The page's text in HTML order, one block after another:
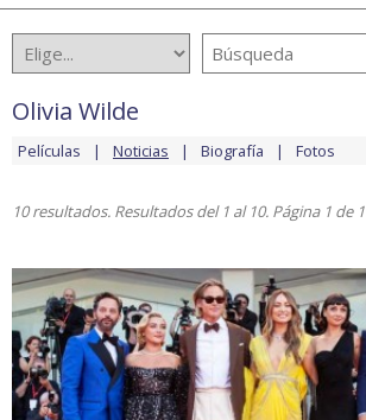
Olivia Wilde
Películas Noticias Biografía Fotos
10 resultados. Resultados del 1 al 10. Página 1 de 1